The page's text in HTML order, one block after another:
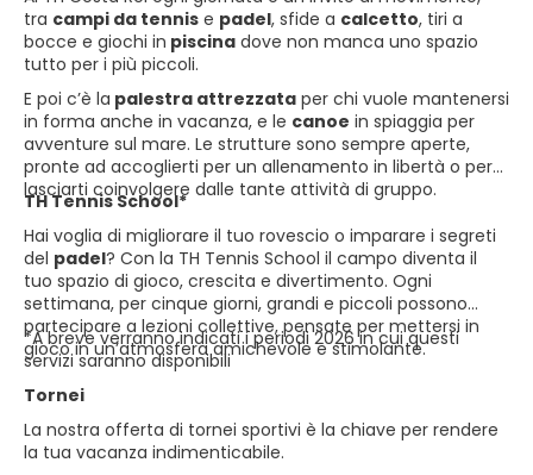
tra campi da tennis e padel, sfide a calcetto, tiri a
bocce e giochi in piscina dove non manca uno spazio
tutto per i più piccoli.
E poi c’è la palestra attrezzata per chi vuole mantenersi
in forma anche in vacanza, e le canoe in spiaggia per
avventure sul mare. Le strutture sono sempre aperte,
pronte ad accoglierti per un allenamento in libertà o per
lasciarti coinvolgere dalle tante attività di gruppo.
TH Tennis School*
Hai voglia di migliorare il tuo rovescio o imparare i segreti
del padel? Con la TH Tennis School il campo diventa il
tuo spazio di gioco, crescita e divertimento. Ogni
settimana, per cinque giorni, grandi e piccoli possono
partecipare a lezioni collettive, pensate per mettersi in
gioco in un’atmosfera amichevole e stimolante.
*A breve verranno indicati i periodi 2026 in cui questi
servizi saranno disponibili
Tornei
La nostra offerta di tornei sportivi è la chiave per rendere
la tua vacanza indimenticabile.